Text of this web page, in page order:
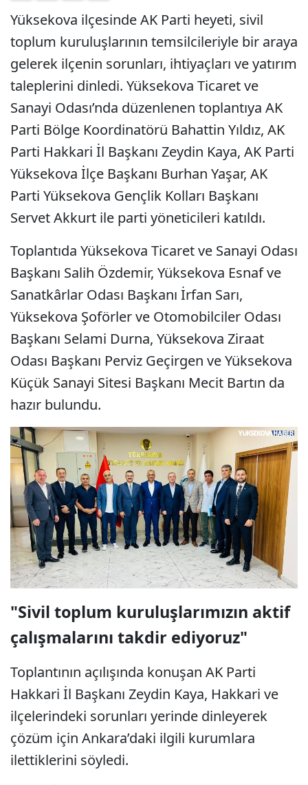
Yüksekova ilçesinde AK Parti heyeti, sivil
toplum kuruluşlarının temsilcileriyle bir araya
gelerek ilçenin sorunları, ihtiyaçları ve yatırım
taleplerini dinledi. Yüksekova Ticaret ve
Sanayi Odası’nda düzenlenen toplantıya AK
Parti Bölge Koordinatörü Bahattin Yıldız, AK
Parti Hakkari İl Başkanı Zeydin Kaya, AK Parti
Yüksekova İlçe Başkanı Burhan Yaşar, AK
Parti Yüksekova Gençlik Kolları Başkanı
Servet Akkurt ile parti yöneticileri katıldı.
Toplantıda Yüksekova Ticaret ve Sanayi Odası
Başkanı Salih Özdemir, Yüksekova Esnaf ve
Sanatkârlar Odası Başkanı İrfan Sarı,
Yüksekova Şoförler ve Otomobilciler Odası
Başkanı Selami Durna, Yüksekova Ziraat
Odası Başkanı Perviz Geçirgen ve Yüksekova
Küçük Sanayi Sitesi Başkanı Mecit Bartın da
hazır bulundu.
"Sivil toplum kuruluşlarımızın aktif
çalışmalarını takdir ediyoruz"
Toplantının açılışında konuşan AK Parti
Hakkari İl Başkanı Zeydin Kaya, Hakkari ve
ilçelerindeki sorunları yerinde dinleyerek
çözüm için Ankara’daki ilgili kurumlara
ilettiklerini söyledi.